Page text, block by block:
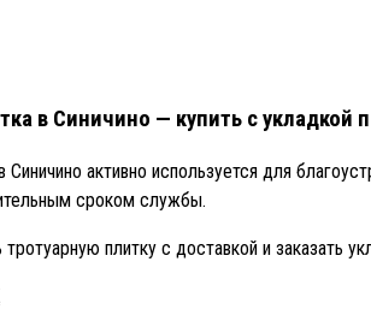
в Синичино — купить с укладкой
Синичино активно используется для
сроком службы.
плитку с доставкой и заказать